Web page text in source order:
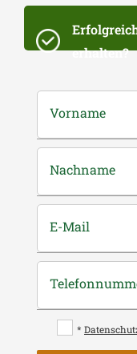
erhalten?
Vorname
Nachname
E-Mail
*